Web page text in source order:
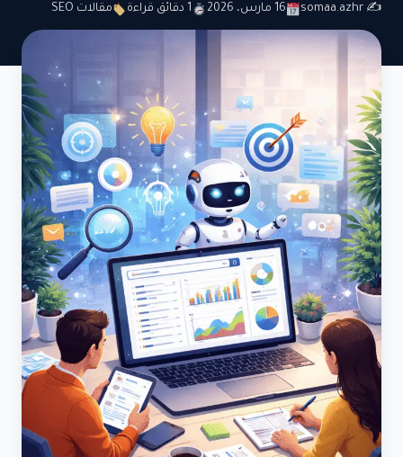
✍️ somaa.azhr 16 مارس، 2026 1 دقائق قراءة مقالات SEO